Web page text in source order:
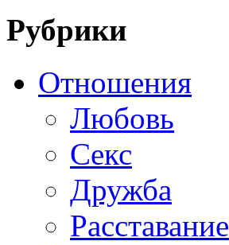
Рубрики
Отношения
Любовь
Секс
Дружба
Расставание